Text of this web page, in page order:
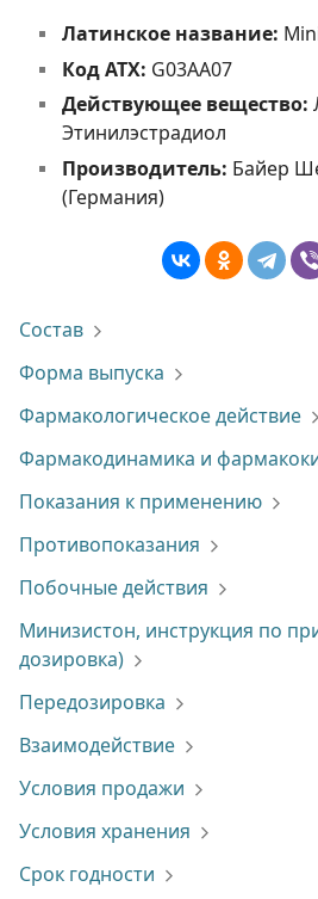
Латинское название:
Код АТХ: G03AA07
Действующее вещество:
Этинилэстрадиол
Производитель: Байер
(Германия)
Состав
Форма выпуска
Фармакологическое действие
Фармакодинамика и
Показания к применению
Противопоказания
Побочные действия
Минизистон, инструкция по
дозировка)
Передозировка
Взаимодействие
Условия продажи
Условия хранения
Срок годности